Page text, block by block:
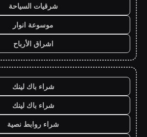
شرقيات السياحة
موسوعة انوار
اشراق الأرباح
شراء باك لينك
شراء باك لينك
شراء روابط نصية